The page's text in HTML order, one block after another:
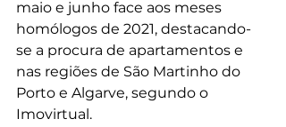
maio e junho face aos meses
homólogos de 2021, destacando-
se a procura de apartamentos e
nas regiões de São Martinho do
Porto e Algarve, segundo o
Imovirtual.